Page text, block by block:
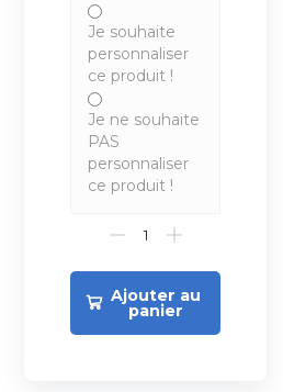
Je souhaite
personnaliser
ce produit !
Je ne souhaite
PAS
personnaliser
ce produit !
Ajouter au
panier